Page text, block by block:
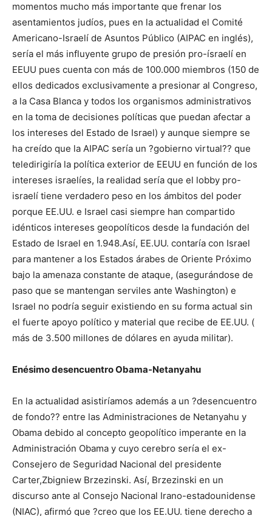
momentos mucho más importante que frenar los
asentamientos judíos, pues en la actualidad el Comité
Americano-Israelí de Asuntos Público (AIPAC en inglés),
sería el más influyente grupo de presión pro-ísraelí en
EEUU pues cuenta con más de 100.000 miembros (150 de
ellos dedicados exclusivamente a presionar al Congreso,
a la Casa Blanca y todos los organismos administrativos
en la toma de decisiones políticas que puedan afectar a
los intereses del Estado de Israel) y aunque siempre se
ha creído que la AIPAC sería un ?gobierno virtual?? que
teledirigiría la política exterior de EEUU en función de los
intereses israelíes, la realidad sería que el lobby pro-
israelí tiene verdadero peso en los ámbitos del poder
porque EE.UU. e Israel casi siempre han compartido
idénticos intereses geopolíticos desde la fundación del
Estado de Israel en 1.948.Así, EE.UU. contaría con Israel
para mantener a los Estados árabes de Oriente Próximo
bajo la amenaza constante de ataque, (asegurándose de
paso que se mantengan serviles ante Washington) e
Israel no podría seguir existiendo en su forma actual sin
el fuerte apoyo político y material que recibe de EE.UU. (
más de 3.500 millones de dólares en ayuda militar).
Enésimo desencuentro Obama-Netanyahu
En la actualidad asistiríamos además a un ?desencuentro
de fondo?? entre las Administraciones de Netanyahu y
Obama debido al concepto geopolítico imperante en la
Administración Obama y cuyo cerebro sería el ex-
Consejero de Seguridad Nacional del presidente
Carter,Zbigniew Brzezinski. Así, Brzezinski en un
discurso ante al Consejo Nacional Irano-estadounidense
(NIAC), afirmó que ?creo que los EE.UU. tiene derecho a